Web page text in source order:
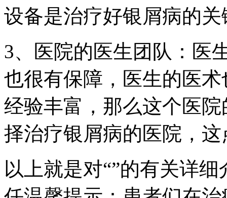
设备是治疗好银屑病的
3、医院的医生团队：医
也很有保障，医生的医
经验丰富，那么这个医
择治疗银屑病的医院，
以上就是对“”的有关详